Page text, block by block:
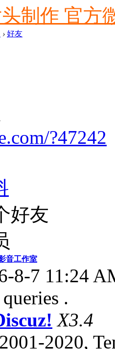
制作 官方
› 好友
?47242
好友
音工作室
8-7 11:24
.
X3.4
2020,